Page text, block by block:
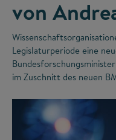
von
Legislaturperiode eine
im Zuschnitt des neuen